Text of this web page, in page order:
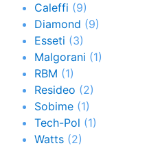
Caleffi (9)
Diamond (9)
Esseti (3)
Malgorani (1)
RBM (1)
Resideo (2)
Sobime (1)
Tech-Pol (1)
Watts (2)